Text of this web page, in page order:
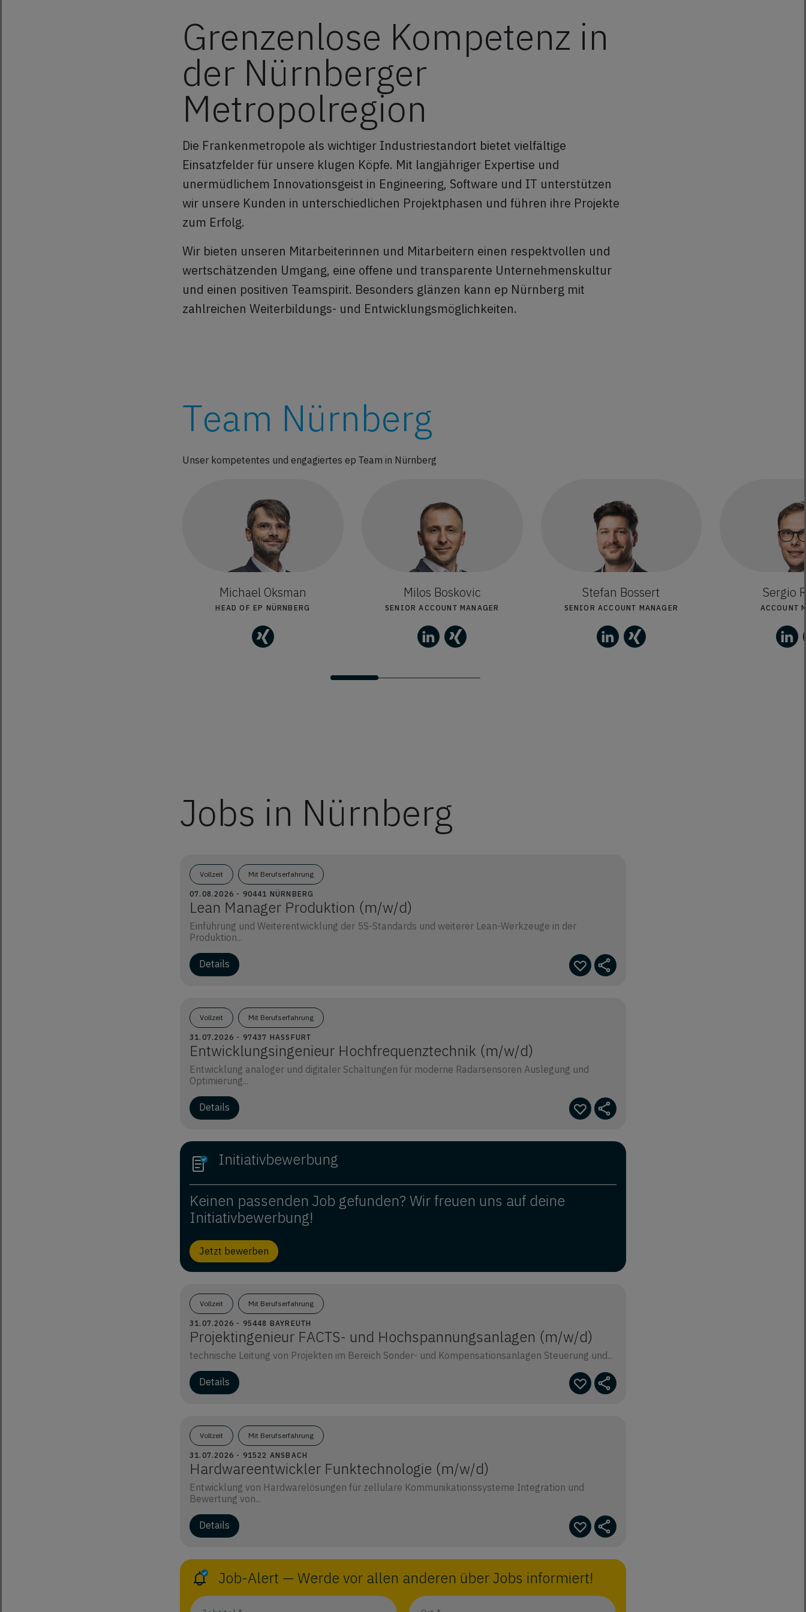
Grenzenlose Kompetenz in
der Nürnberger
Metropolregion
Die Frankenmetropole als wichtiger Industriestandort bietet vielfältige
Einsatzfelder für unsere klugen Köpfe. Mit langjähriger Expertise und
unermüdlichem Innovationsgeist in Engineering, Software und IT unterstützen
wir unsere Kunden in unterschiedlichen Projektphasen und führen ihre Projekte
zum Erfolg.
Wir bieten unseren Mitarbeiterinnen und Mitarbeitern einen respektvollen und
wertschätzenden Umgang, eine offene und transparente Unternehmenskultur
und einen positiven Teamspirit. Besonders glänzen kann ep Nürnberg mit
zahlreichen Weiterbildungs- und Entwicklungsmöglichkeiten.
Team Nürnberg
Unser kompetentes und engagiertes ep Team in Nürnberg
Michael Oksman
HEAD OF EP NÜRNBERG
Milos Boskovic
SENIOR ACCOUNT MANAGER
Stefan Bossert
SENIOR ACCOUNT MANAGER
Sergio
ACCOUNT
Jobs in Nürnberg
Vollzeit Mit Berufserfahrung
07.08.2026 - 90441 NÜRNBERG
Lean Manager Produktion (m/w/d)
Einführung und Weiterentwicklung der 5S-Standards und weiterer Lean-Werkzeuge in der
Produktion...
Details
Vollzeit Mit Berufserfahrung
31.07.2026 - 97437 HASSFURT
Entwicklungsingenieur Hochfrequenztechnik (m/w/d)
Entwicklung analoger und digitaler Schaltungen für moderne Radarsensoren Auslegung und
Optimierung...
Details
Initiativbewerbung
Keinen passenden Job gefunden? Wir freuen uns auf deine
Initiativbewerbung!
Jetzt bewerben
Vollzeit Mit Berufserfahrung
31.07.2026 - 95448 BAYREUTH
Projektingenieur FACTS- und Hochspannungsanlagen (m/w/d)
technische Leitung von Projekten im Bereich Sonder- und Kompensationsanlagen Steuerung und...
Details
Vollzeit Mit Berufserfahrung
31.07.2026 - 91522 ANSBACH
Hardwareentwickler Funktechnologie (m/w/d)
Entwicklung von Hardwarelösungen für zellulare Kommunikationssysteme Integration und
Bewertung von...
Details
Job-Alert — Werde vor allen anderen über Jobs informiert!